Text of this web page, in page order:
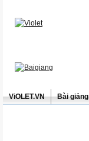
ViOLET.VN Bài giảng